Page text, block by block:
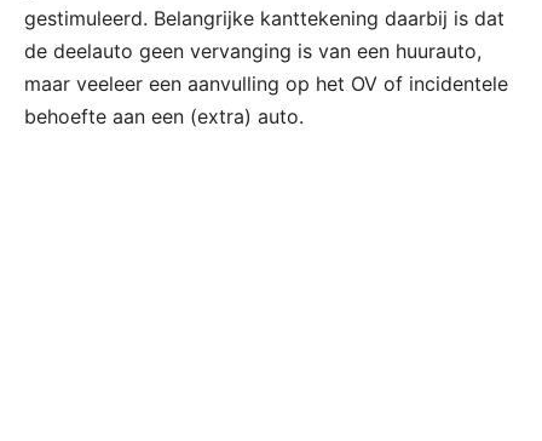
gestimuleerd. Belangrijke kanttekening daarbij is dat
de deelauto geen vervanging is van een huurauto,
maar veeleer een aanvulling op het OV of incidentele
behoefte aan een (extra) auto.